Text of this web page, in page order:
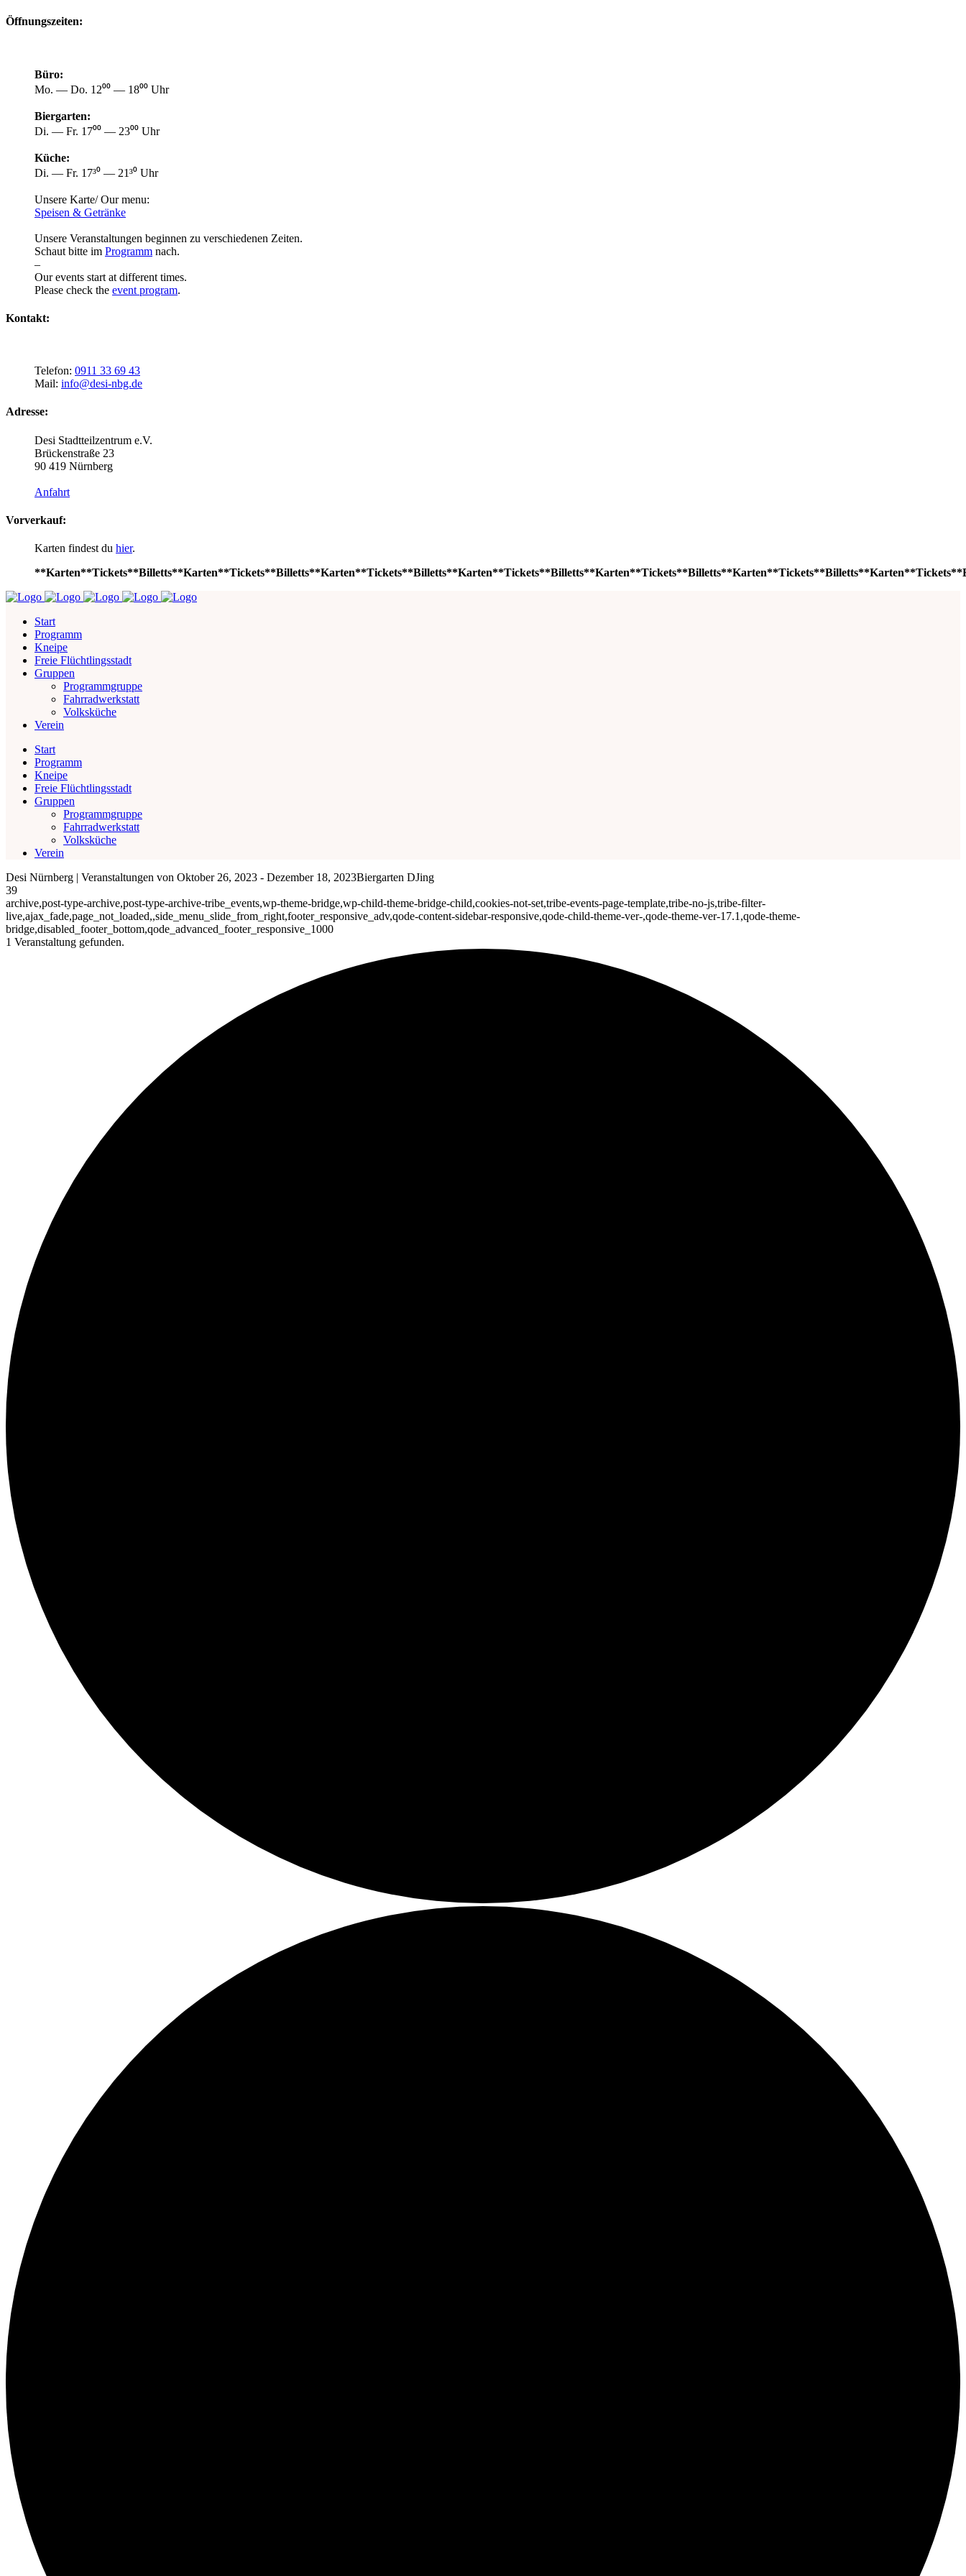
Öffnungszeiten:
Büro:
Mo. — Do. 12⁰⁰ — 18⁰⁰ Uhr
Biergarten:
Di. — Fr. 17⁰⁰ — 23⁰⁰ Uhr
Küche:
Di. — Fr. 17³⁰ — 21³⁰ Uhr
Unsere Karte/ Our menu:
Speisen & Getränke
Unsere Veranstaltungen beginnen zu verschiedenen Zeiten.
Schaut bitte im Programm nach.
–
Our events start at different times.
Please check the event program.
Kontakt:
Telefon: 0911 33 69 43
Mail: info@desi-nbg.de
Adresse:
Desi Stadtteilzentrum e.V.
Brückenstraße 23
90 419 Nürnberg
Anfahrt
Vorverkauf:
Karten findest du hier.
Start
Programm
Kneipe
Freie Flüchtlingsstadt
Gruppen
Programmgruppe
Fahrradwerkstatt
Volksküche
Verein
Start
Programm
Kneipe
Freie Flüchtlingsstadt
Gruppen
Programmgruppe
Fahrradwerkstatt
Volksküche
Verein
Desi Nürnberg | Veranstaltungen von Oktober 26, 2023 - Dezember 18, 2023Biergarten DJing
39
archive,post-type-archive,post-type-archive-tribe_events,wp-theme-bridge,wp-child-theme-bridge-child,cookies-not-set,tribe-events-page-template,tribe-no-js,tribe-filter-
live,ajax_fade,page_not_loaded,,side_menu_slide_from_right,footer_responsive_adv,qode-content-sidebar-responsive,qode-child-theme-ver-,qode-theme-ver-17.1,qode-theme-
bridge,disabled_footer_bottom,qode_advanced_footer_responsive_1000
1 Veranstaltung gefunden.